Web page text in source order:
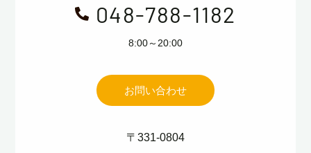
 048-788-1182
8:00～20:00
お問い合わせ
〒331-0804